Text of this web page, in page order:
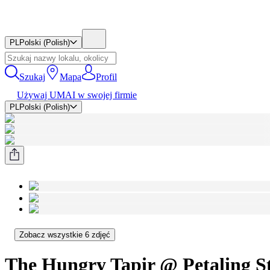
PLPolski (Polish)
Szukaj Mapa
Profil
Używaj UMAI w swojej firmie
PLPolski (Polish)
Zobacz wszystkie 6 zdjęć
The Hungry Tapir @ Petaling